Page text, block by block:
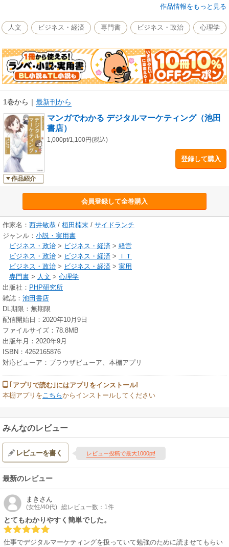
マーケターである西井敏恭氏がデジタルマーケティングについてやさしく
の特長を大きく利用したすぐに実践できるノウハウまで、明日から使える
知識をまとめました。
作品情報をもっと見る
人文 ビジネス・経済 専門書 ビジネス・政治 心理学
1巻から ｜ 最新刊から
作品紹介
マンガでわかる デジタルマーケティング（池田
書店）
1,000pt/1,100円(税込)
登録して購入
会員登録して全巻購入
作家名： 西井敏恭 / 桓田楠末 / サイドランチ
ジャンル： 小説・実用書
ビジネス・政治 > ビジネス・経済 > 経営
ビジネス・政治 > ビジネス・経済 >
ＩＴ
ビジネス・政治 > ビジネス・経済 > 実用
専門書 > 人文 > 心理学
出版社： PHP研究所
雑誌： 池田書店
DL期限：無期限
配信開始日：2020年10月9日
ファイルサイズ：78.8MB
出版年月：2020年9月
ISBN：4262165876
対応ビューア：ブラウザビューア、本棚アプリ
｢アプリで読む｣にはアプリをインストール!
本棚アプリを こちらからインストールしてください
みんなのレビュー
レビューを書く レビュー投稿で最大1000pt!
最新のレビュー
まき さん
(女性/40代) 総レビュー数：1件
とてもわかりやすく簡単でした。
仕事でデジタルマーケティングを扱っていて勉強のために読ませてもらい